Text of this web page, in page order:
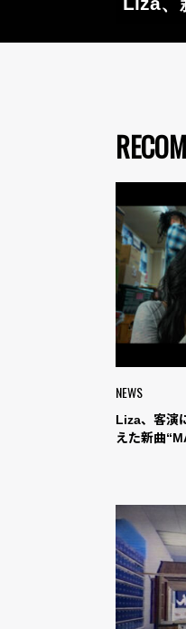
NEWS
Liza、客演
えた新曲